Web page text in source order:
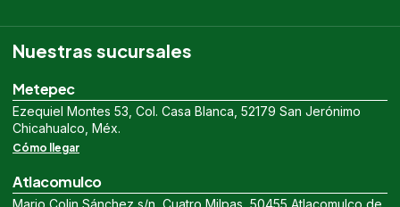
Nuestras sucursales
Metepec
Ezequiel Montes 53, Col. Casa Blanca, 52179 San Jerónimo
Chicahualco, Méx.
Cómo llegar
Atlacomulco